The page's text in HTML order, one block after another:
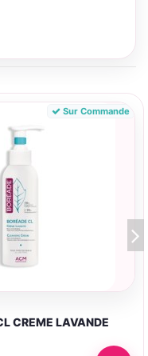
Sur Commande
CREME LAVANDE